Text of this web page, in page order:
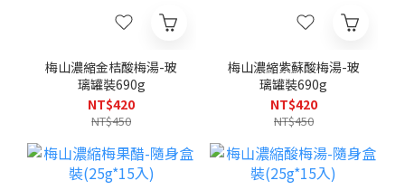
梅山濃縮金桔酸梅湯-玻
璃罐裝690g
NT$420
NT$450
梅山濃縮紫蘇酸梅湯-玻
璃罐裝690g
NT$420
NT$450